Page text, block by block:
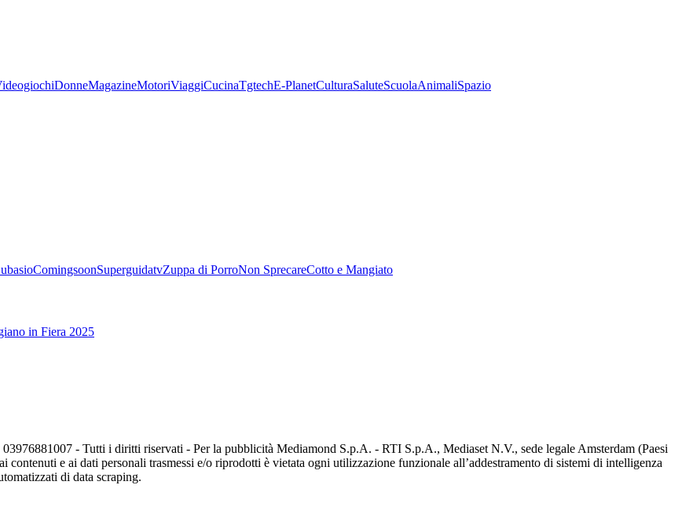
DonneMagazineMotoriViaggiCucinaTgtechE-PlanetCulturaSaluteScuolaAnimaliSpazio
ComingsoonSuperguidatvZuppa di PorroNon SprecareCotto e Mangiato
in Fiera 2025
- Tutti i diritti riservati - Per la pubblicità Mediamond S.p.A. - RTI S.p.A., Mediaset N.V., sede legale Amsterdam (Paesi
contenuti e ai dati personali trasmessi e/o riprodotti è vietata ogni utilizzazione funzionale all’addestramento di sistemi di intelligenza
di data scraping.